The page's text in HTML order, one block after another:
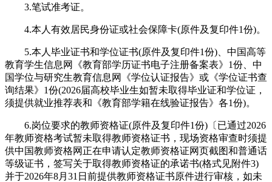
3.笔试准考证。
4.本人有效居民身份证或社会保障卡(原件及复印件1份)。
5.本人毕业证书和学位证书(原件及复印件1份)、中国高等
教育学生信息网《教育部学历证书电子注册备案表》1份、中
国学位与研究生教育信息网《学位认证报告》或《学位证书查
询结果》1份(2026届高校毕业生如暂未取得毕业证和学位证，
须提供就业推荐表和《教育部学籍在线验证报告》各1份)。
6.岗位要求的教师资格证(原件及复印件1份)〔已通过2026
年教师资格考试暂未取得教师资格证书，现场资格审查时须提
供中国教师资格网正在申请认定教师资格证网页截图和普通话
等级证书，签写关于取得教师资格证的承诺书(格式见附件3)
并于2026年8月31日前提供教师资格证书原件进行审核，如未